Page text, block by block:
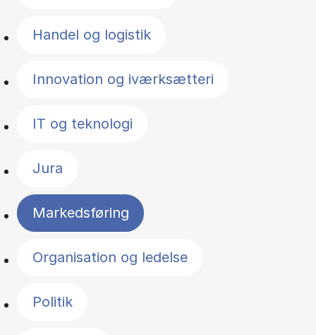
Handel og logistik
Innovation og iværksætteri
IT og teknologi
Jura
Markedsføring
Organisation og ledelse
Politik